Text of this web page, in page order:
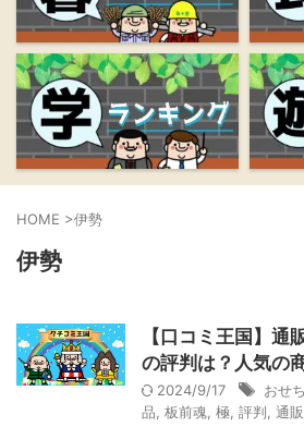
HOME >伊勢
伊勢
【口コミ王国】通
の評判は？人気の
2024/9/17 おせち
品 板前魂 極 評判 通販